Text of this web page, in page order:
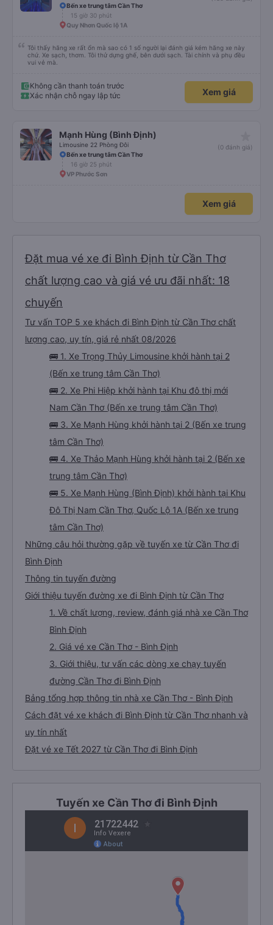
Bến xe trung tâm Cần Thơ
15 giờ 30 phút
Quy Nhơn Quốc lộ 1A
Tôi thấy hãng xe rất ổn mà sao có 1 số người lại đánh giá kém hãng xe này
chứ. Xe sạch, thơm. Tôi thử dựng ghế, bên dưới sạch. Tài chính và phụ đều
vui vẻ mà.
Không cần thanh toán trước
Xác nhận chỗ ngay lập tức
Xem giá
Mạnh Hùng (Bình Định)
Limousine 22 Phòng Đôi
(0 đánh giá)
Bến xe trung tâm Cần Thơ
16 giờ 25 phút
VP Phước Sơn
Xem giá
Đặt mua vé xe đi Bình Định từ Cần Thơ
chất lượng cao và giá vé ưu đãi nhất: 18
chuyến
Tư vấn TOP 5 xe khách đi Bình Định từ Cần Thơ chất
lượng cao, uy tín, giá rẻ nhất 08/2026
🚌 1. Xe Trọng Thủy Limousine khởi hành tại 2
(Bến xe trung tâm Cần Thơ)
🚌 2. Xe Phi Hiệp khởi hành tại Khu đô thị mới
Nam Cần Thơ (Bến xe trung tâm Cần Thơ)
🚌 3. Xe Mạnh Hùng khởi hành tại 2 (Bến xe trung
tâm Cần Thơ)
🚌 4. Xe Thảo Mạnh Hùng khởi hành tại 2 (Bến xe
trung tâm Cần Thơ)
🚌 5. Xe Mạnh Hùng (Bình Định) khởi hành tại Khu
Đô Thị Nam Cần Thơ, Quốc Lộ 1A (Bến xe trung
tâm Cần Thơ)
Những câu hỏi thường gặp về tuyến xe từ Cần Thơ đi
Bình Định
Thông tin tuyến đường
Giới thiệu tuyến đường xe đi Bình Định từ Cần Thơ
1. Về chất lượng, review, đánh giá nhà xe Cần Thơ
Bình Định
2. Giá vé xe Cần Thơ - Bình Định
3. Giới thiệu, tư vấn các dòng xe chạy tuyến
đường Cần Thơ đi Bình Định
Bảng tổng hợp thông tin nhà xe Cần Thơ - Bình Định
Cách đặt vé xe khách đi Bình Định từ Cần Thơ nhanh và
uy tín nhất
Đặt vé xe Tết 2027 từ Cần Thơ đi Bình Định
Tuyến xe Cần Thơ đi Bình Định